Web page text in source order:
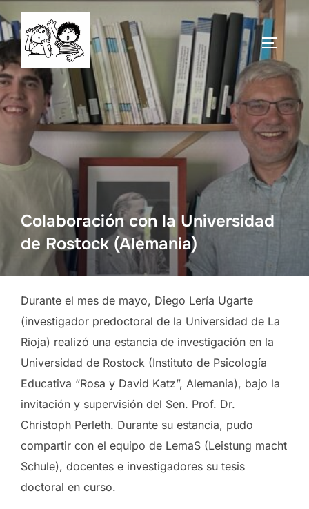
Saltar
al
contenido
Colaboración con la Universidad
de Rostock (Alemania)
Durante el mes de mayo, Diego Lería Ugarte
(investigador predoctoral de la Universidad de La
Rioja) realizó una estancia de investigación en la
Universidad de Rostock (Instituto de Psicología
Educativa “Rosa y David Katz”, Alemania), bajo la
invitación y supervisión del Sen. Prof. Dr.
Christoph Perleth. Durante su estancia, pudo
compartir con el equipo de LemaS (Leistung macht
Schule), docentes e investigadores su tesis
doctoral en curso.